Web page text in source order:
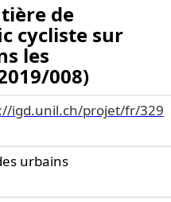
de
cycliste sur
les
008)
igd.unil.ch/projet/fr/329
urbains